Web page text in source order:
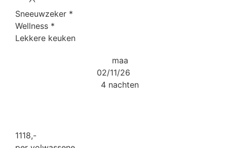
Sneeuwzeker *
Wellness *
Lekkere keuken
maa
02/11/26
4 nachten
1118,-